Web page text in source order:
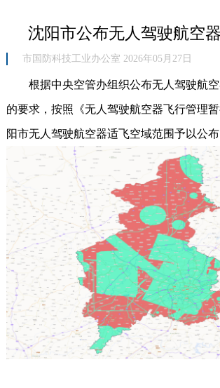
沈阳市公布无人驾驶航空
市国防科技工业办公室 2026年05月27日
根据中央空管办组织公布无人驾驶航空
的要求，按照《无人驾驶航空器飞行管理
阳市无人驾驶航空器适飞空域范围予以公布